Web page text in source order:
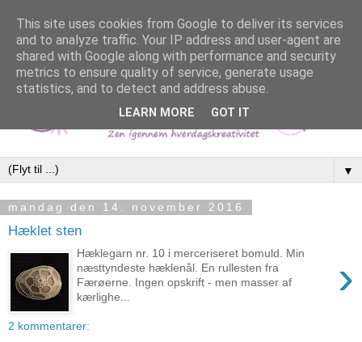
▼
mandag den 14. november 2016
Hæklet sten
›
Hæklegarn nr. 10 i merceriseret bomuld. Min
næsttyndeste hæklenål. En rullesten fra
Færøerne. Ingen opskrift - men masser af
kærlighe...
2 kommentarer:
This site uses cookies from Google to deliver its services
and to analyze traffic. Your IP address and user-agent are
shared with Google along with performance and security
metrics to ensure quality of service, generate usage
statistics, and to detect and address abuse.
LEARN MORE GOT IT